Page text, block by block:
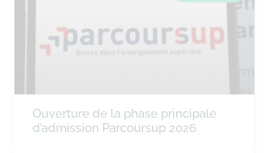
Ouverture de la phase principale
d’admission Parcoursup 2026